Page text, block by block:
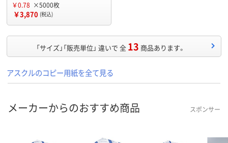
￥0.78 ×5000枚
￥3,870 (税込)
「サイズ」「販売単位」 違いで 全 13 商品あります。
アスクルのコピー用紙を全て見る
メーカーからのおすすめ商品 スポンサー